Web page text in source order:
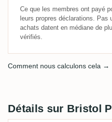
Ce que les membres ont payé
leurs propres déclarations. Pas
achats datent en médiane de
vérifiés.
Comment nous calculons cela →
Détails sur Bristol